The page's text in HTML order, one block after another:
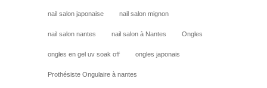
nail salon japonaise nail salon mignon
nail salon nantes nail salon à Nantes Ongles
ongles en gel uv soak off ongles japonais
Prothésiste Ongulaire à nantes